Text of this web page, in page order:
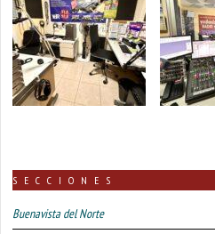
SECCIONES
Buenavista del Norte